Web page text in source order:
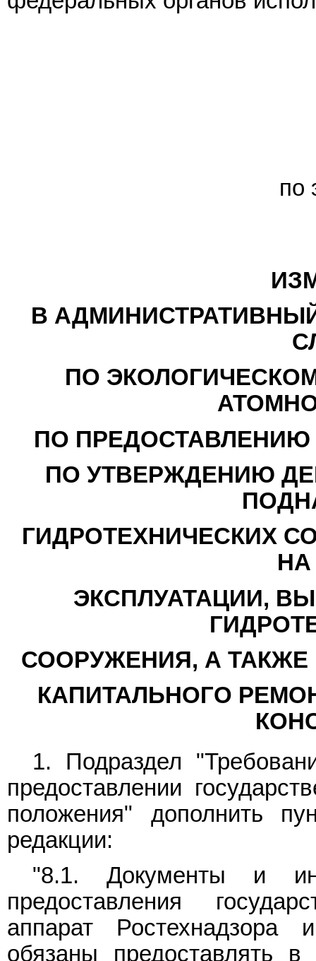
по
В
ПО
ПО ПРЕДОСТАВЛЕНИЮ
ПО УТВЕРЖДЕНИЮ
ГИДРОТЕХНИЧЕСКИХ
НА
ЭКСПЛУАТАЦИИ,
СООРУЖЕНИЯ, А ТАКЖЕ
КАПИТАЛЬНОГО
1. Подраздел
предоставлении
положения" дополнить
редакции:
"8.1. Документы и
предоставления
аппарат Ростехнадзора
обязаны предоставлять